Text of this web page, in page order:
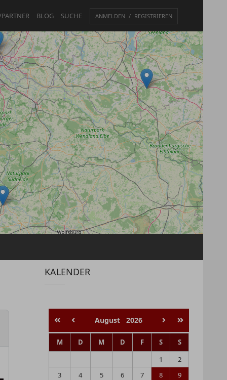
ANMELDEN REGISTRIEREN
BLOG SUCHE
KALENDER
August 2026
M D M D F S
S
1
2
3
4 5 6 7 8
9